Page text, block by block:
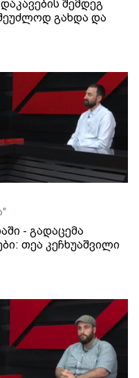
შემდეგ
გახდა და
- გადაცემა
თეა კეჩხუაშვილი